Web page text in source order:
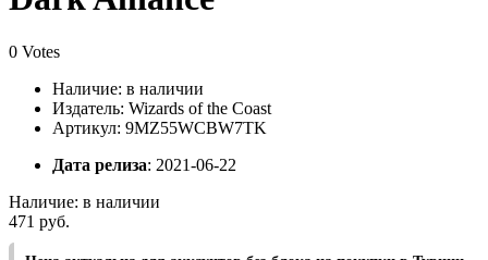
0 Votes
Наличие: в наличии
Издатель: Wizards of the Coast
Артикул: 9MZ55WCBW7TK
Дата релиза: 2021-06-22
Наличие: в наличии
471 руб.